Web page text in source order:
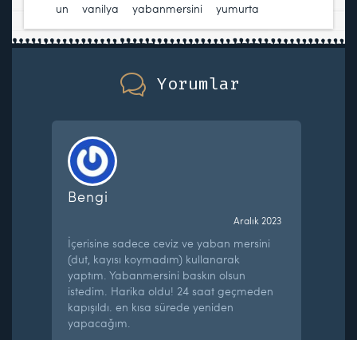
un vanilya yabanmersini yumurta
Yorumlar
Bengi
Aralık 2023
İçerisine sadece ceviz ve yaban mersini
(dut, kayısı koymadım) kullanarak
yaptım. Yabanmersini baskın olsun
istedim. Harika oldu! 24 saat geçmeden
kapışıldı. en kısa sürede yeniden
yapacağım.